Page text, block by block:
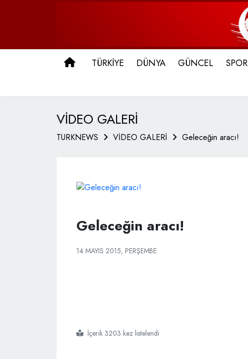
ANA SAYFA
TÜRKİYE DÜNYA GÜNCEL SPOR
VİDEO GALERİ
TURKNEWS VİDEO GALERİ Geleceğin aracı!
Geleceğin aracı!
14 MAYIS 2015, PERŞEMBE
#geleceğin
#aracıİçerik 3203 kez listelendi